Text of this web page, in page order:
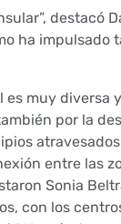
destacó
ha impulsado
muy diversa
por la
entre las
Sonia
con los